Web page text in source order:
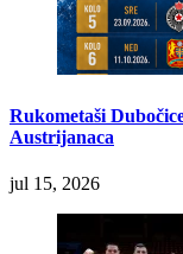
Rukometaši
Austrijanaca
jul 15, 2026